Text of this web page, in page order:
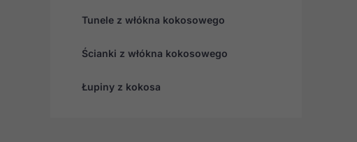
Tunele z włókna kokosowego
Ścianki z włókna kokosowego
Łupiny z kokosa